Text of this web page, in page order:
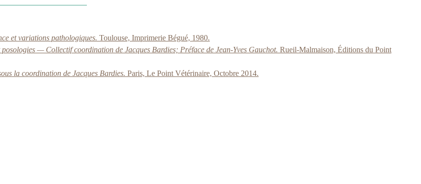
et variations pathologiques. Toulouse, Imprimerie Bégué, 1980.
— Collectif coordination de Jacques Bardies; Préface de Jean-Yves Gauchot. Rueil-Malmaison, Éditions du Point
la coordination de Jacques Bardies. Paris, Le Point Vétérinaire, Octobre 2014.